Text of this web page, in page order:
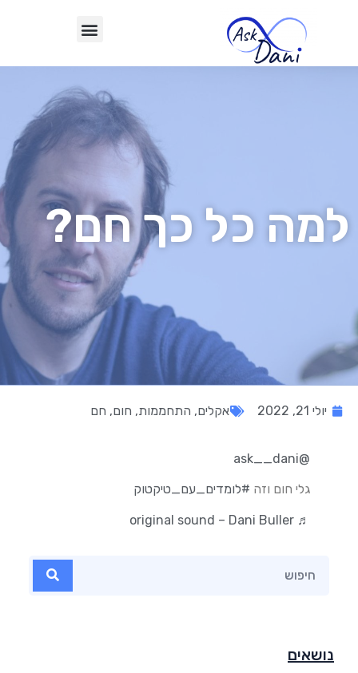
למה כל כך חם?
נושאים
יולי 21, 2022 אקלים, התחממות, חום, חם
@ask__dani
גלי חום וזה #לומדים_עם_טיקטוק
♬ original sound – Dani Buller